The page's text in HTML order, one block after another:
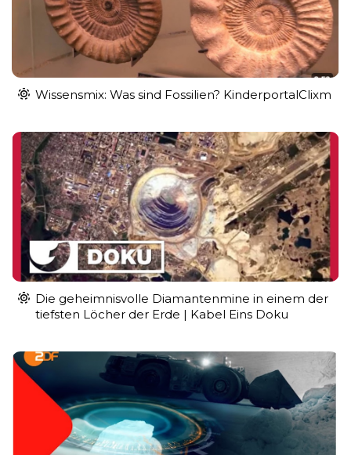
Wissensmix: Was sind Fossilien? KinderportalClixm
Die geheimnisvolle Diamantenmine in einem der
tiefsten Löcher der Erde | Kabel Eins Doku